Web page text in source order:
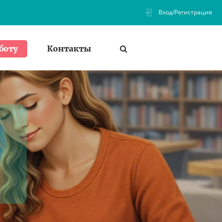
Вход/Регистрация
Контакты